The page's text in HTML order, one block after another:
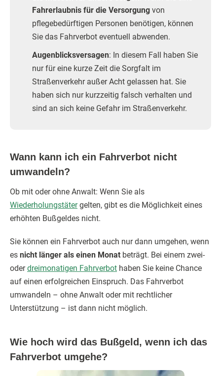
Fahrerlaubnis für die Versorgung von
pflegebedürftigen Personen benötigen, können
Sie das Fahrverbot eventuell abwenden.
Augenblicksversagen: In diesem Fall haben Sie
nur für eine kurze Zeit die Sorgfalt im
Straßenverkehr außer Acht gelassen hat. Sie
haben sich nur kurzzeitig falsch verhalten und
sind an sich keine Gefahr im Straßenverkehr.
Wann kann ich ein Fahrverbot nicht
umwandeln?
Ob mit oder ohne Anwalt: Wenn Sie als
Wiederholungstätergelten, gibt es die Möglichkeit eines
erhöhten Bußgeldes nicht.
Sie können ein Fahrverbot auch nur dann umgehen, wenn
es nicht länger als einen Monat beträgt. Bei einem zwei-
oderdreimonatigen Fahrverbot haben Sie keine Chance
auf einen erfolgreichen Einspruch. Das Fahrverbot
umwandeln – ohne Anwalt oder mit rechtlicher
Unterstützung – ist dann nicht möglich.
Wie hoch wird das Bußgeld, wenn ich das
Fahrverbot umgehe?